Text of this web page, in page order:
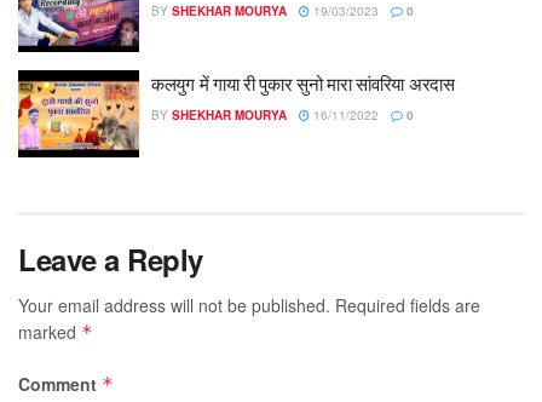
BY SHEKHAR MOURYA 19/03/2023 0
कलयुग में गाया री पुकार सुनो मारा सांवरिया अरदास
BY SHEKHAR MOURYA 16/11/2022 0
Leave a Reply
Your email address will not be published. Required fields are
marked *
Comment *